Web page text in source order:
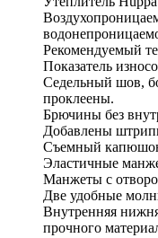
Рекомендуемый
Показатель
Седельный шов,
проклеены.
Брючины без
Добавлены
Съемный капюшон
Эластичные
Манжеты с
Две удобные
Внутренняя
прочного